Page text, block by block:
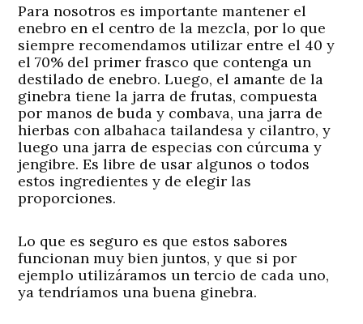
Para nosotros es importante mantener el
enebro en el centro de la mezcla, por lo que
siempre recomendamos utilizar entre el 40 y
el 70% del primer frasco que contenga un
destilado de enebro. Luego, el amante de la
ginebra tiene la jarra de frutas, compuesta
por manos de buda y combava, una jarra de
hierbas con albahaca tailandesa y cilantro, y
luego una jarra de especias con cúrcuma y
jengibre. Es libre de usar algunos o todos
estos ingredientes y de elegir las
proporciones.
Lo que es seguro es que estos sabores
funcionan muy bien juntos, y que si por
ejemplo utilizáramos un tercio de cada uno,
ya tendríamos una buena ginebra.